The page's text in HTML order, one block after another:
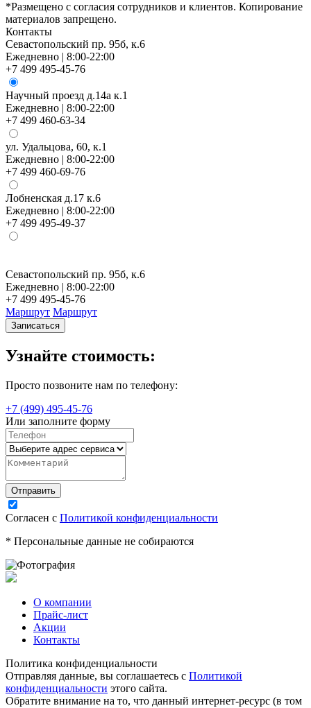
*Размещено с согласия сотрудников и клиентов. Копирование
материалов запрещено.
Контакты
Севастопольский пр. 95б, к.6
Ежедневно | 8:00-22:00
+7 499 495-45-76
Научный проезд д.14а к.1
Ежедневно | 8:00-22:00
+7 499 460-63-34
ул. Удальцова, 60, к.1
Ежедневно | 8:00-22:00
+7 499 460-69-76
Лобненская д.17 к.6
Ежедневно | 8:00-22:00
+7 499 495-49-37
Севастопольский пр. 95б, к.6
Ежедневно | 8:00-22:00
+7 499 495-45-76
Маршрут Маршрут
Записаться
Узнайте стоимость:
Просто позвоните нам по телефону:
+7 (499) 495-45-76
Или заполните форму
Согласен с Политикой конфиденциальности
* Персональные данные не собираются
О компании
Прайс-лист
Акции
Контакты
Политика конфиденциальности
Отправляя данные, вы соглашаетесь с Политикой
конфиденциальности этого сайта.
Обратите внимание на то, что данный интернет-ресурс (в том